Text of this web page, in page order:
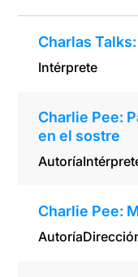
Charlas
Intérprete
Charlie Pee:
en el sostre
Autoría
Charlie Pee:
Autoría